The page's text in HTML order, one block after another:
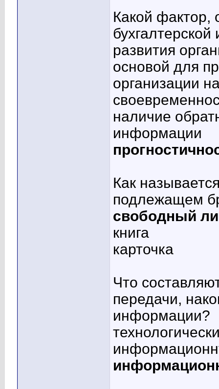
Какой фактор,
развития
основой для
организации
наличие
информации
Как
подлежащем
свободный
книга
карточка
Что
передачи,
информации?